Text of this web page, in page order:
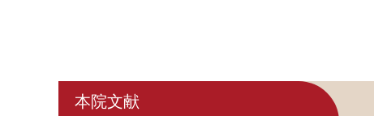
本院文献